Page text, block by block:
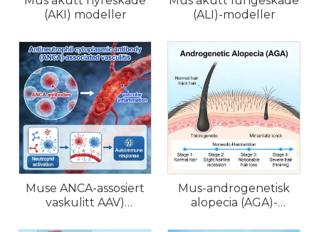
(AKI) modeller
(ALI)-modeller
Muse ANCA-assosiert
vaskulitt AAV)
Mus-androgenetisk
alopecia (AGA)-